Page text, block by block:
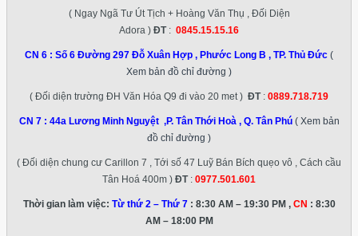
( Ngay Ngã Tư Út Tịch + Hoàng Văn Thụ , Đối Diện
Adora ) ĐT: 0845.15.15.16
CN 6 : Số 6 Đường 297 Đỗ Xuân Hợp , Phước Long B , TP. Thủ Đức (
Xem bản đồ chỉ đường )
( Đối diện trường ĐH Văn Hóa Q9 đi vào 20 met ) ĐT: 0889.718.719
CN 7 : 44a Lương Minh Nguyệt ,P. Tân Thới Hoà , Q. Tân Phú ( Xem bản
đồ chỉ đường )
( Đối diện chung cư Carillon 7 , Tới số 47 Luỹ Bán Bích quẹo vô , Cách cầu
Tân Hoá 400m ) ĐT: 0977.501.601
Thời gian làm việc: Từ thứ 2 – Thứ 7: 8:30 AM – 19:30 PM , CN : 8:30
AM – 18:00 PM